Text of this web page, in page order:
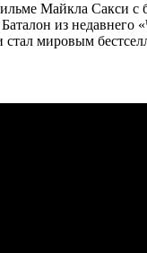
Майкла Сакси
из
мировым